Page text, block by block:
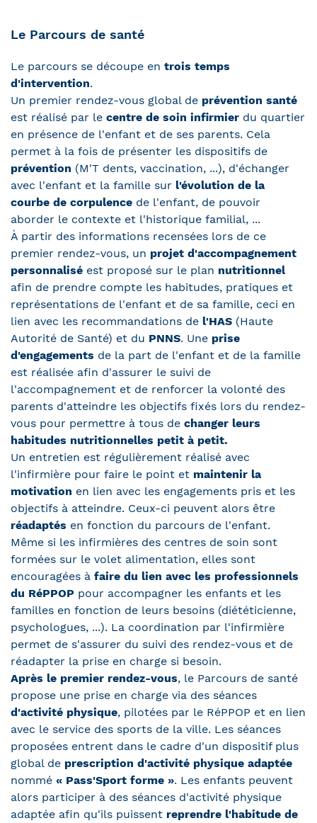
Le Parcours de santé
Le parcours se découpe en trois temps
d'intervention.
Un premier rendez-vous global de prévention santé
est réalisé par le centre de soin infirmier du quartier
en présence de l'enfant et de ses parents. Cela
permet à la fois de présenter les dispositifs de
prévention (M'T dents, vaccination, ...), d'échanger
avec l'enfant et la famille sur l'évolution de la
courbe de corpulence de l'enfant, de pouvoir
aborder le contexte et l'historique familial, ...
À partir des informations recensées lors de ce
premier rendez-vous, un projet d'accompagnement
personnalisé est proposé sur le plan nutritionnel
afin de prendre compte les habitudes, pratiques et
représentations de l'enfant et de sa famille, ceci en
lien avec les recommandations de l'HAS (Haute
Autorité de Santé) et du PNNS. Une prise
d'engagements de la part de l'enfant et de la famille
est réalisée afin d'assurer le suivi de
l'accompagnement et de renforcer la volonté des
parents d'atteindre les objectifs fixés lors du rendez-
vous pour permettre à tous de changer leurs
habitudes nutritionnelles petit à petit.
Un entretien est régulièrement réalisé avec
l'infirmière pour faire le point et maintenir la
motivation en lien avec les engagements pris et les
objectifs à atteindre. Ceux-ci peuvent alors être
réadaptés en fonction du parcours de l'enfant.
Même si les infirmières des centres de soin sont
formées sur le volet alimentation, elles sont
encouragées à faire du lien avec les professionnels
du RéPPOP pour accompagner les enfants et les
familles en fonction de leurs besoins (diététicienne,
psychologues, ...). La coordination par l'infirmière
permet de s'assurer du suivi des rendez-vous et de
réadapter la prise en charge si besoin.
Après le premier rendez-vous, le Parcours de santé
propose une prise en charge via des séances
d'activité physique, pilotées par le RéPPOP et en lien
avec le service des sports de la ville. Les séances
proposées entrent dans le cadre d'un dispositif plus
global de prescription d'activité physique adaptée
nommé « Pass'Sport forme ». Les enfants peuvent
alors participer à des séances d'activité physique
adaptée afin qu'ils puissent reprendre l'habitude de